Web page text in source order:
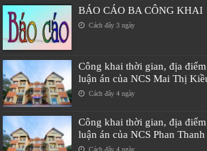
BÁO CÁO BA CÔNG KHAI
Cách đây 3 ngày
Công khai thời gian, địa
luận án của NCS Mai Thị
Cách đây 4 ngày
Công khai thời gian, địa
luận án của NCS Phan
Cách đây 4 ngày